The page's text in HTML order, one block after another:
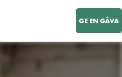
GE EN GÅVA